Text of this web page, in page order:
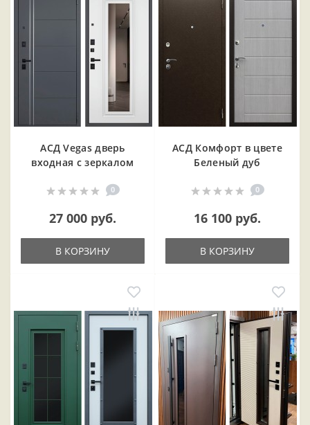
АСД Vegas дверь
входная с зеркалом
0
27 000 руб.
В КОРЗИНУ
АСД Комфорт в цвете
Беленый дуб
0
16 100 руб.
В КОРЗИНУ